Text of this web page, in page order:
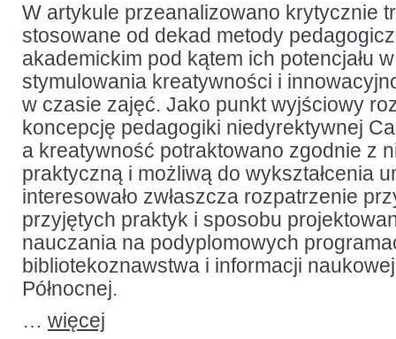
kreatywności
w programach
bibliotekoznawstwa
naukowej
W artykule przeanalizowano krytycznie
stosowane od dekad metody
akademickim pod kątem ich potencjału
stymulowania kreatywności i
w czasie zajęć. Jako punkt wyjściowy
koncepcję pedagogiki niedyrektywnej
a kreatywność potraktowano zgodnie z
praktyczną i możliwą do wykształcenia
interesowało zwłaszcza rozpatrzenie
przyjętych praktyk i sposobu
nauczania na podyplomowych
bibliotekoznawstwa i informacji
Północnej.
… więcej